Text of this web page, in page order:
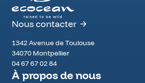
À propos de nous
Nous contacter
1342 Avenue de Toulouse
34070 Montpellier
04 67 67 02 84